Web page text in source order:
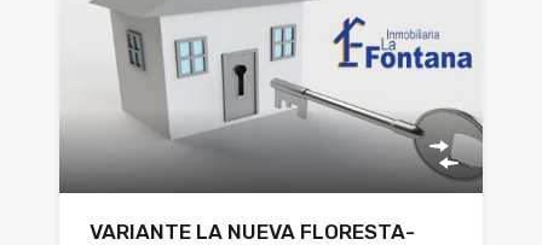
VARIANTE LA NUEVA FLORESTA-